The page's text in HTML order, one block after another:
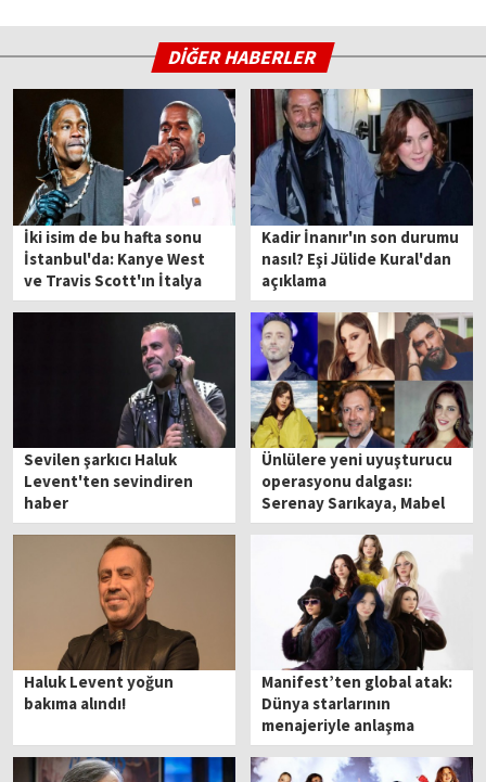
DİĞER HABERLER
İki isim de bu hafta sonu
İstanbul'da: Kanye West
ve Travis Scott'ın İtalya
konserleri iptal edildi!
Kadir İnanır'ın son durumu
nasıl? Eşi Jülide Kural'dan
açıklama
Sevilen şarkıcı Haluk
Levent'ten sevindiren
haber
Ünlülere yeni uyuşturucu
operasyonu dalgası:
Serenay Sarıkaya, Mabel
Matiz, Onur Tuna...
Haluk Levent yoğun
bakıma alındı!
Manifest’ten global atak:
Dünya starlarının
menajeriyle anlaşma